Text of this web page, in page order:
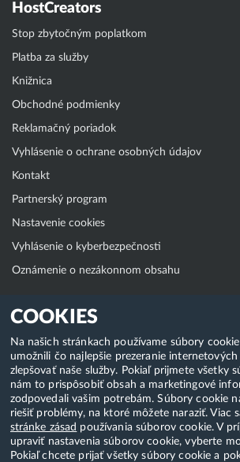
COOKIES
Na našich stránkach používame súbory
umožnili čo najlepšie prezeranie
zlepšovať naše služby. Pokiaľ prijmete všetky
nám to prispôsobiť obsah a marketingové
zodpovedali vašim potrebám. Súbory cookie
riešiť problémy, na ktoré môžete naraziť. Viac
stránke zásad používania súborov cookie. V
upraviť nastavenia súborov cookie, vyberte
Pokiaľ chcete prijať všetky súbory cookie a
HostCreators
Stop zbytočným poplatkom
Platba za služby
Knižnica
Obchodné podmienky
Reklamačný poriadok
Vyhlásenie o ochrane osobných údajov
Kontakt
Partnerský program
Nastavenie cookies
Vyhlásenie o kyberbezpečnosti
Oznámenie o nezákonnom obsahu
Klientská zóna
WebAdmin
WebMail
Zmena hesla (E-mail, FTP, SSH)
Webhosting
Domény